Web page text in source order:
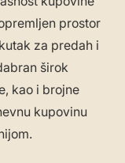
prostor
za predah i
širok
kao i brojne
kupovinu